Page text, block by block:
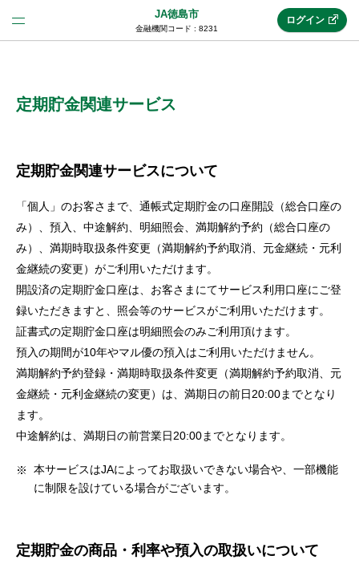
JA徳島市
金融機関コード : 8231
(法人JAネットバンク)
メリット
機能・サービス
セキュリティ
使い方
困った時は
ログイン
定期貯金関連サービス
定期貯金関連サービスについて
「個人」のお客さまで、通帳式定期貯金の口座開設（総合口座の
み）、預入、中途解約、明細照会、満期解約予約（総合口座の
み）、満期時取扱条件変更（満期解約予約取消、元金継続・元利
金継続の変更）がご利用いただけます。
開設済の定期貯金口座は、お客さまにてサービス利用口座にご登
録いただきますと、照会等のサービスがご利用いただけます。
証書式の定期貯金口座は明細照会のみご利用頂けます。
預入の期間が10年やマル優の預入はご利用いただけません。
満期解約予約登録・満期時取扱条件変更（満期解約予約取消、元
金継続・元利金継続の変更）は、満期日の前日20:00までとなり
ます。
中途解約は、満期日の前営業日20:00までとなります。
本サービスはJAによってお取扱いできない場合や、一部機能
に制限を設けている場合がございます。
定期貯金の商品・利率や預入の取扱いについて